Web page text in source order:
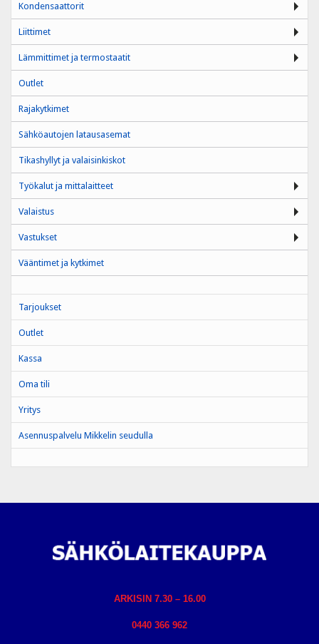
Kondensaattorit
Liittimet
Lämmittimet ja termostaatit
Outlet
Rajakytkimet
Sähköautojen latausasemat
Tikashyllyt ja valaisinkiskot
Työkalut ja mittalaitteet
Valaistus
Vastukset
Vääntimet ja kytkimet
Tarjoukset
Outlet
Kassa
Oma tili
Yritys
Asennuspalvelu Mikkelin seudulla
ARKISIN 7.30 – 16.00
0440 366 962